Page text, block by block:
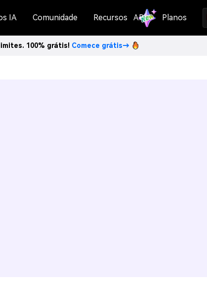
IA Comunidade Recursos API Planos
100% grátis! Comece grátis→